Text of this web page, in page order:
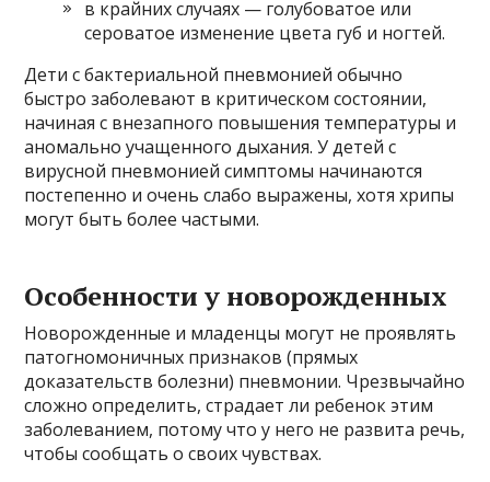
в крайних случаях — голубоватое или
сероватое изменение цвета губ и ногтей.
Дети с бактериальной пневмонией обычно
быстро заболевают в критическом состоянии,
начиная с внезапного повышения температуры и
аномально учащенного дыхания. У детей с
вирусной пневмонией симптомы начинаются
постепенно и очень слабо выражены, хотя хрипы
могут быть более частыми.
Особенности у новорожденных
Новорожденные и младенцы могут не проявлять
патогномоничных признаков (прямых
доказательств болезни) пневмонии. Чрезвычайно
сложно определить, страдает ли ребенок этим
заболеванием, потому что у него не развита речь,
чтобы сообщать о своих чувствах.